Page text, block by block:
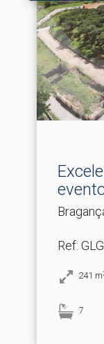
Ref:
241 m
7